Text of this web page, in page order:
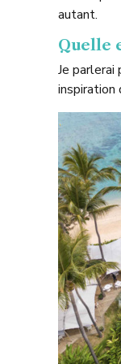
autant.
Quelle
Je
inspiration